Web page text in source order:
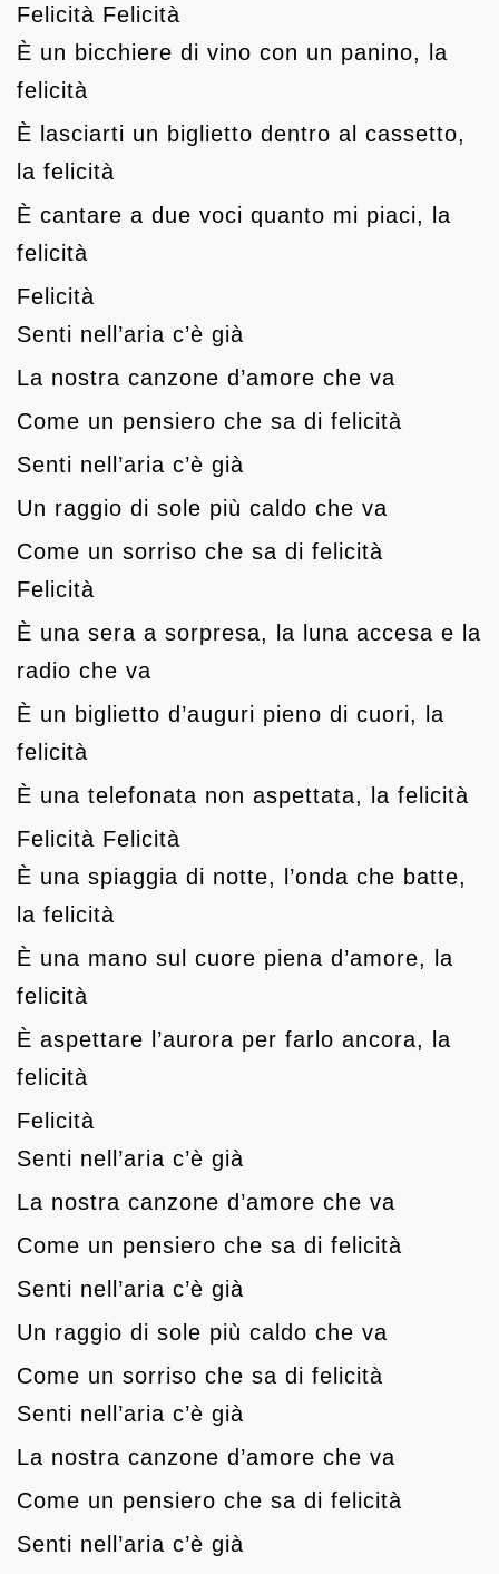
Felicità Felicità
È un bicchiere di vino con un panino, la
felicità
È lasciarti un biglietto dentro al cassetto,
la felicità
È cantare a due voci quanto mi piaci, la
felicità
Felicità
Senti nell’aria c’è già
La nostra canzone d’amore che va
Come un pensiero che sa di felicità
Senti nell’aria c’è già
Un raggio di sole più caldo che va
Come un sorriso che sa di felicità
Felicità
È una sera a sorpresa, la luna accesa e la
radio che va
È un biglietto d’auguri pieno di cuori, la
felicità
È una telefonata non aspettata, la felicità
Felicità Felicità
È una spiaggia di notte, l’onda che batte,
la felicità
È una mano sul cuore piena d’amore, la
felicità
È aspettare l’aurora per farlo ancora, la
felicità
Felicità
Senti nell’aria c’è già
La nostra canzone d’amore che va
Come un pensiero che sa di felicità
Senti nell’aria c’è già
Un raggio di sole più caldo che va
Come un sorriso che sa di felicità
Senti nell’aria c’è già
La nostra canzone d’amore che va
Come un pensiero che sa di felicità
Senti nell’aria c’è già